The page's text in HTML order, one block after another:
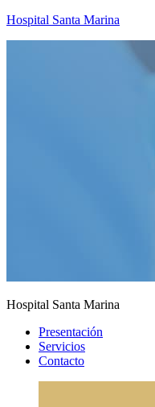
Hospital Santa Marina
Hospital Santa Marina
Presentación
Servicios
Contacto